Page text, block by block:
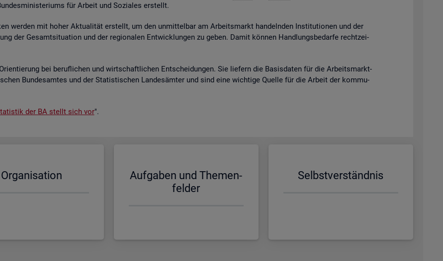
für Ar­beit und So­zia­les er­stellt.
wer­den mit hoher Ak­tua­li­tät er­stellt, um den un­mit­tel­bar am Ar­beits­markt han­deln­den In­sti­tu­tio­nen und der
der Ge­samt­si­tua­ti­on und der re­gio­na­len Ent­wick­lun­gen zu geben. Damit kön­nen Hand­lungs­be­dar­fe recht­zei­
bei be­ruf­li­chen und wirt­schaft­li­chen Ent­schei­dun­gen. Sie lie­fern die Ba­sis­da­ten für die Ar­beits­markt­
Bun­des­am­tes und der Sta­tis­ti­schen Lan­des­äm­ter und sind eine wich­ti­ge Quel­le für die Ar­beit der kom­mu­
der BA stellt sich vor".
Or­ga­ni­sa­ti­on
Auf­ga­ben und The­men­
fel­der
Selbst­ver­ständ­nis